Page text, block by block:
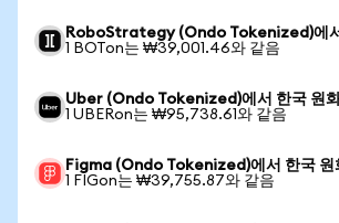
RoboStrategy (Ondo Tokenized)에
1 BOTon는 ₩39,001.46와 같음
Uber (Ondo Tokenized)에서 한국 원
1 UBERon는 ₩95,738.61와 같음
Figma (Ondo Tokenized)에서 한국 원
1 FIGon는 ₩39,755.87와 같음